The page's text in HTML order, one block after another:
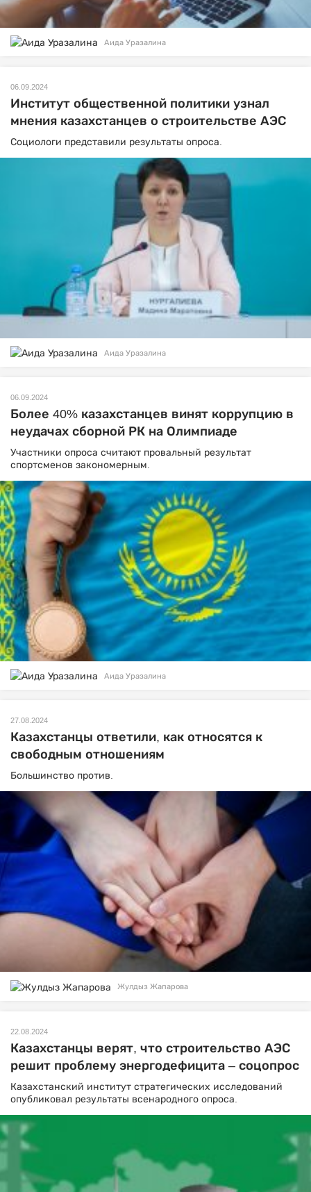
Аида Уразалина
06.09.2024
Институт общественной политики узнал
мнения казахстанцев о строительстве АЭС
Социологи представили результаты опроса.
Аида Уразалина
06.09.2024
Более 40% казахстанцев винят коррупцию в
неудачах сборной РК на Олимпиаде
Участники опроса считают провальный результат
спортсменов закономерным.
Аида Уразалина
27.08.2024
Казахстанцы ответили, как относятся к
свободным отношениям
Большинство против.
Жулдыз Жапарова
22.08.2024
Казахстанцы верят, что строительство АЭС
решит проблему энергодефицита – соцопрос
Казахстанский институт стратегических исследований
опубликовал результаты всенародного опроса.